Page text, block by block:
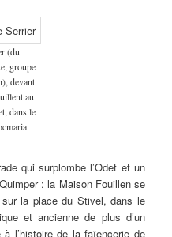
(du
groupe
devant
au
dans le
qui surplombe l’Odet et un
: la Maison Fouillen se
la place du Stivel, dans le
et ancienne de plus d’un
l’histoire de la faïencerie de